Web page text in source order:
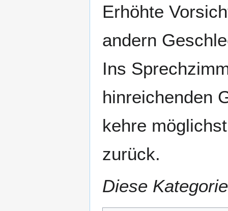
Erhöhte
andern
Ins
hinreichenden
kehre
zurück.
Diese